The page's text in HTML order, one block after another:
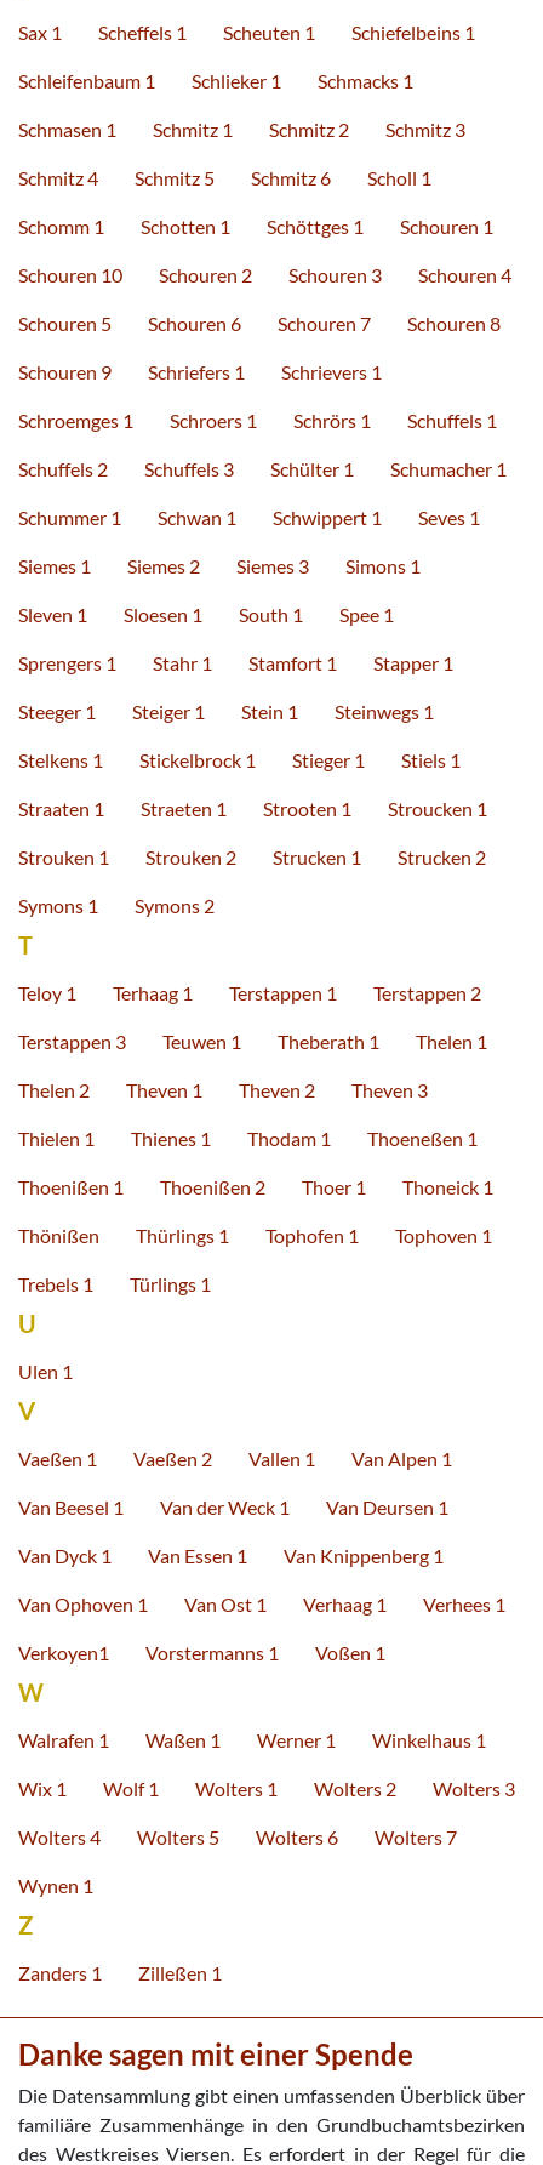
Sax 1 Scheffels 1 Scheuten 1 Schiefelbeins 1
Schleifenbaum 1 Schlieker 1 Schmacks 1
Schmasen 1 Schmitz 1 Schmitz 2 Schmitz 3
Schmitz 4 Schmitz 5 Schmitz 6 Scholl 1
Schomm 1 Schotten 1 Schöttges 1 Schouren 1
Schouren 10 Schouren 2 Schouren 3 Schouren 4
Schouren 5 Schouren 6 Schouren 7 Schouren 8
Schouren 9 Schriefers 1 Schrievers 1
Schroemges 1 Schroers 1 Schrörs 1 Schuffels 1
Schuffels 2 Schuffels 3 Schülter 1 Schumacher 1
Schummer 1 Schwan 1 Schwippert 1 Seves 1
Siemes 1 Siemes 2 Siemes 3 Simons 1
Sleven 1 Sloesen 1 South 1 Spee 1
Sprengers 1 Stahr 1 Stamfort 1 Stapper 1
Steeger 1 Steiger 1 Stein 1 Steinwegs 1
Stelkens 1 Stickelbrock 1 Stieger 1 Stiels 1
Straaten 1 Straeten 1 Strooten 1 Stroucken 1
Strouken 1 Strouken 2 Strucken 1 Strucken 2
Symons 1 Symons 2
T
Teloy 1 Terhaag 1 Terstappen 1 Terstappen 2
Terstappen 3 Teuwen 1 Theberath 1 Thelen 1
Thelen 2 Theven 1 Theven 2 Theven 3
Thielen 1 Thienes 1 Thodam 1 Thoeneßen 1
Thoenißen 1 Thoenißen 2 Thoer 1 Thoneick 1
Thönißen Thürlings 1 Tophofen 1 Tophoven 1
Trebels 1 Türlings 1
U
Ulen 1
V
Vaeßen 1 Vaeßen 2 Vallen 1 Van Alpen 1
Van Beesel 1 Van der Weck 1 Van Deursen 1
Van Dyck 1 Van Essen 1 Van Knippenberg 1
Van Ophoven 1 Van Ost 1 Verhaag 1 Verhees 1
Verkoyen1 Vorstermanns 1 Voßen 1
W
Walrafen 1 Waßen 1 Werner 1 Winkelhaus 1
Wix 1 Wolf 1 Wolters 1 Wolters 2 Wolters 3
Wolters 4 Wolters 5 Wolters 6 Wolters 7
Wynen 1
Z
Zanders 1 Zilleßen 1
Danke sagen mit einer Spende
Die Datensammlung gibt einen umfassenden Überblick über
familiäre Zusammenhänge in den Grundbuchamtsbezirken
des Westkreises Viersen. Es erfordert in der Regel für die